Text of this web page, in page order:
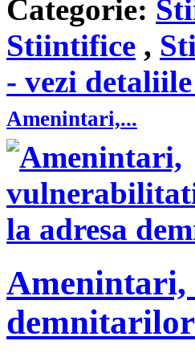
Categorie:
Stiintifice ,
- vezi
Amenintari,...
Amenintari,
demnitarilor